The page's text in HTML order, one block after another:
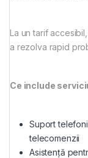
La un tarif
a rezolva rapid
Ce include
Suport
telecomenzii
Asistență